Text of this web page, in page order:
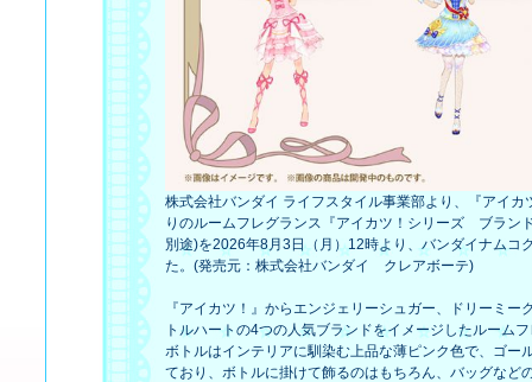
株式会社バンダイ ライフスタイル事業部より、『アイ
りのルームフレグランス『アイカツ！シリーズ ブラ
別途)を2026年8月3日（月）12時より、バンダイナムコ
た。(発売元：株式会社バンダイ クレアボーテ)
『アイカツ！』からエンジェリーシュガー、ドリーミ
トルハートの4つの人気ブランドをイメージしたルーム
ボトルはインテリアに馴染む上品な薄ピンク色で、ゴ
ており、ボトルに掛けて飾るのはもちろん、バッグなど